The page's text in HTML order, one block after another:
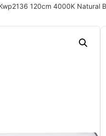
120cm 4000K Natural